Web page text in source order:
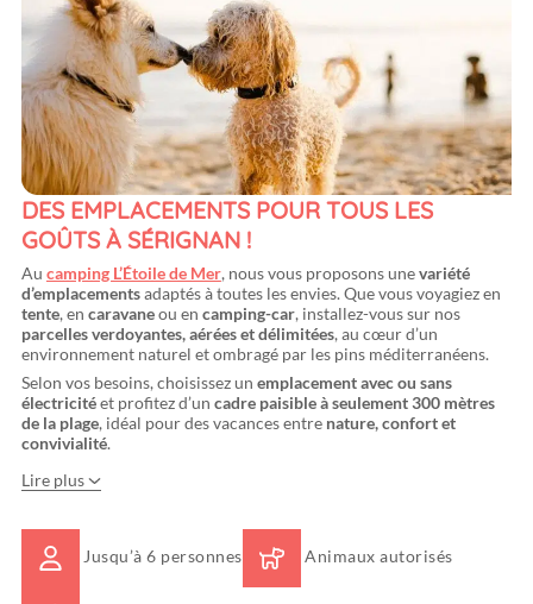
DES EMPLACEMENTS POUR TOUS LES
GOÛTS À SÉRIGNAN !
Au camping L’Étoile de Mer, nous vous proposons unevariété
d’emplacementsadaptés à toutes les envies. Que vous voyagiez en
tente, en caravaneou en camping-car, installez-vous sur nos
parcelles verdoyantes, aérées et délimitées, au cœur d’un
environnement naturel et ombragé par les pins méditerranéens.
Selon vos besoins, choisissez un emplacement avec ou sans
électricitéet profitez d’un cadre paisible à seulement 300 mètres
de la plage, idéal pour des vacances entre nature, confort et
convivialité.
Lire plus
Jusqu’à 6 personnes Animaux autorisés